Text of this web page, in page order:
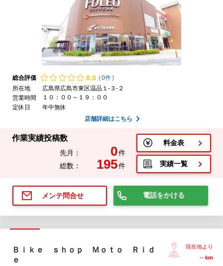
総合評価 0.0 (0件)
所在地
広島県広島市東区温品１-３-２
営業時間
１０：００～１９：００
定休日
年中無休
店舗詳細はこちら
作業実績投稿数
先月： 0件
総数：
195件
料金表
実績一覧
メンテ問合せ 電話をかける
Ｂｉｋｅ ｓｈｏｐ Ｍｏｔｏ Ｒｉｄ
ｅ
現在地より
-- km